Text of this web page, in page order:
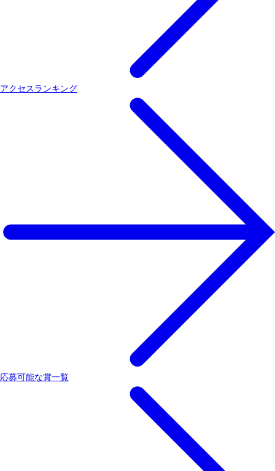
アクセスランキング
応募可能な賞一覧